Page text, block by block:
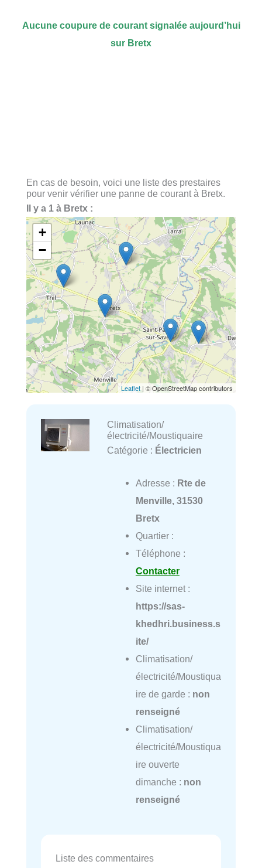
Aucune coupure de courant signalée aujourd’hui
sur Bretx
En cas de besoin, voici une liste des prestaires
pour venir vérifier une panne de courant à Bretx.
Il y a 1 à Bretx :
+
−
Leaflet | © OpenStreetMap contributors
Climatisation/
électricité/Moustiquaire
Catégorie : Électricien
Adresse : Rte de
Menville, 31530
Bretx
Quartier :
Téléphone :
Contacter
Site internet :
https://sas-
khedhri.business.s
ite/
Climatisation/
électricité/Moustiqua
ire de garde : non
renseigné
Climatisation/
électricité/Moustiqua
ire ouverte
dimanche : non
renseigné
Liste des commentaires